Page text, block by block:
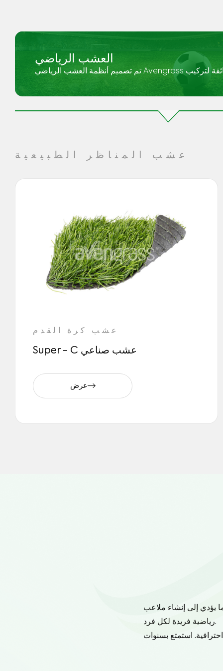
العشب الرياضي
تم تصميم أنظمة العشب الرياضي Avengrass بجودة مواد فائقة لتركيب
الرياضية العشبية الأخرى. 00902126781313
عشب المناظر الطبيعية
عشب كرة القدم
Super - C عشب صناعي
عرض
بما في ذلك كرة
يمكنه استيعاب مجموعة